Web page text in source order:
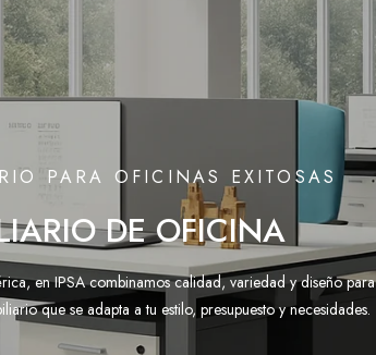
PARA OFICINAS EXITOSAS
DE OFICINA
en IPSA combinamos calidad, variedad y diseño para
que se adapta a tu estilo, presupuesto y necesidades.